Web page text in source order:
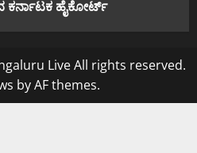
ಕರ್ನಾಟಕ ಹೈಕೋರ್ಟ್
Live All rights reserved.
by AF themes.